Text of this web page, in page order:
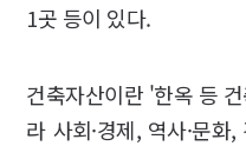
1곳 등이 있다.
건축자산이란 '한옥 등
라 사회·경제, 역사·문